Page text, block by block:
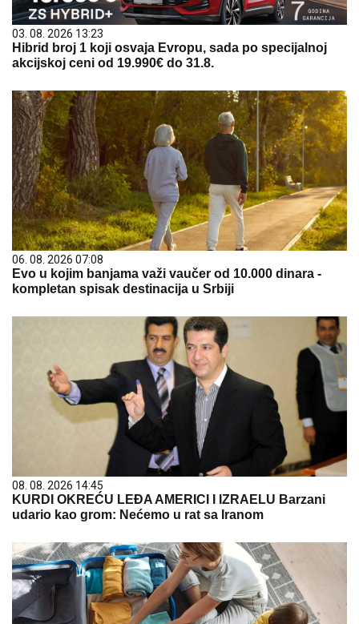
03. 08. 2026 13:23
Hibrid broj 1 koji osvaja Evropu, sada po specijalnoj
akcijskoj ceni od 19.990€ do 31.8.
06. 08. 2026 07:08
Evo u kojim banjama važi vaučer od 10.000 dinara -
kompletan spisak destinacija u Srbiji
08. 08. 2026 14:45
KURDI OKREĆU LEĐA AMERICI I IZRAELU Barzani
udario kao grom: Nećemo u rat sa Iranom